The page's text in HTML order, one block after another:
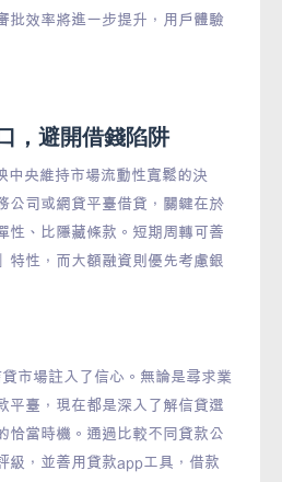
批效率將進一步提升，用戶體驗
，避開借錢陷阱
中央維持市場流動性寬鬆的決
公司或網貸平臺借貸，關鍵在於
性、比隱藏條款。短期周轉可善
特性，而大額融資則優先考慮銀
市場註入了信心。無論是尋求業
平臺，現在都是深入了解信貸選
恰當時機。通過比較不同貸款公
級，並善用貸款app工具，借款